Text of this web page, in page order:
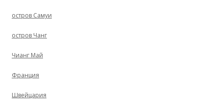
остров Самуи
остров Чанг
Чианг Май
Франция
Швейцария